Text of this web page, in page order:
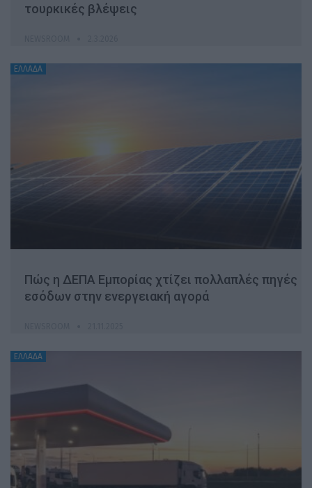
τουρκικές βλέψεις
ΕΛΛΑΔΑ
Πώς η ΔΕΠΑ Εμπορίας χτίζει πολλαπλές πηγές
εσόδων στην ενεργειακή αγορά
ΕΛΛΑΔΑ